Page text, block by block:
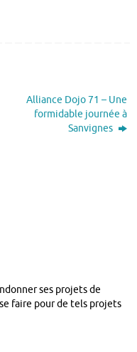
Alliance Dojo 71 – Une
formidable journée à
Sanvignes
ses projets de
faire pour de tels projets